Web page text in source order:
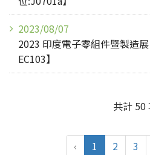
2023/08/07
2023 印度電子零組件暨製造
EC103】
共計 50
‹ 1 2 3